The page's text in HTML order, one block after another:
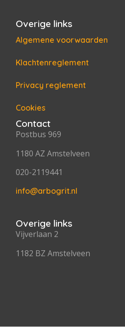
Overige links
Algemene voorwaarden
Klachtenreglement
Privacy reglement
Cookies
Contact
Postbus 969
1180 AZ Amstelveen
020-2119441
info@arbogrit.nl
Overige links
Vijverlaan 2
1182 BZ Amstelveen